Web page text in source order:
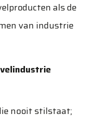
als de
van industrie
nooit stilstaat;